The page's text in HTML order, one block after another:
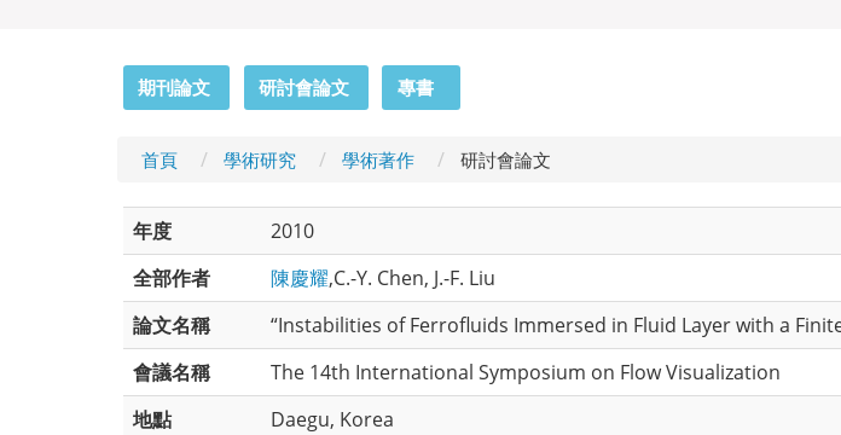
期刊論文 研討會論文 專書
首頁 學術研究 學術著作 研討會論文
年度
2010
全部作者
陳慶耀,C.-Y. Chen, J.-F. Liu
論文名稱
“Instabilities of Ferrofluids Immersed in Fluid Layer with a
會議名稱
The 14th International Symposium on Flow Visualization
地點
Daegu, Korea